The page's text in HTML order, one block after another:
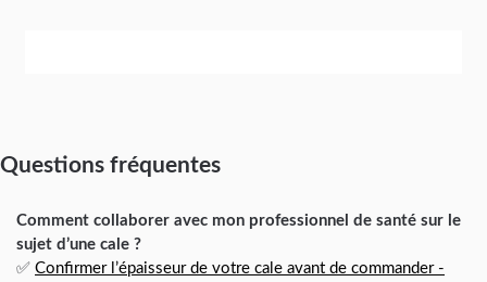
Questions fréquentes
Comment collaborer avec mon professionnel de santé sur le
sujet d’une cale ?
✅ Confirmer l’épaisseur de votre cale avant de commander -